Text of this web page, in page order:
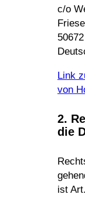
c/o
Link
von
2.
die
ist